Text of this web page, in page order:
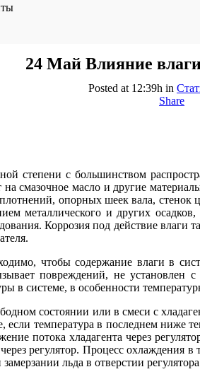
24 МайВлияние
Posted at 12:39h in
Share
степени с большинством
смазочное масло и другие
опорных шеек вала,
металлического и других
Коррозия под действие влаги
чтобы содержание влаги в
повреждений, не установлен с
в системе, в особенности
состоянии или в смеси с
если температура в последнем ниже
потока хладагента через
регулятор. Процесс охлаждения
льда в отверстии регулятора